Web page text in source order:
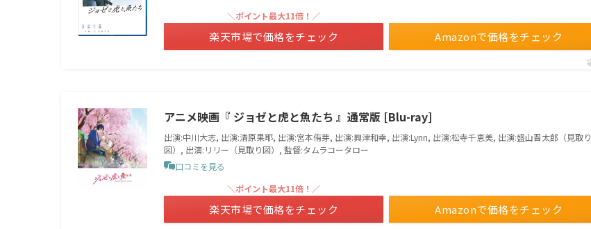
Amazonで価格をチェック
＼ポイント最大11倍！／
楽天市場で価格をチェック
アニメ映画『 ジョゼと虎と魚たち 』通常版 [Blu-ray]
出演:中川大志, 出演:清原果耶, 出演:宮本侑芽, 出演:興津和幸, 出演:Lynn, 出演:松寺千恵美, 出演:盛山晋太郎（見取り
図）, 出演:リリー（見取り図）, 監督:タムラコータロー
口コミを見る
Amazonで価格をチェック
＼ポイント最大11倍！／
楽天市場で価格をチェック